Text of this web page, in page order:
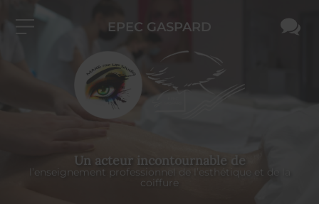
Un acteur incontournable de
l’enseignement professionnel de l’esthétique et de la
coiffure
EPEC GASPARD